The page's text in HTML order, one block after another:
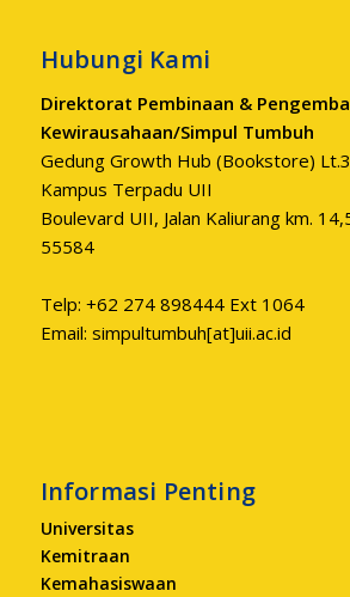
Hubungi Kami
Direktorat Pembinaan &
Kewirausahaan/Simpul Tumbuh
Gedung Growth Hub (Bookstore) Lt.3
Kampus Terpadu UII
Boulevard UII, Jalan Kaliurang km.
55584
Telp: +62 274 898444 Ext 1064
Email: simpultumbuh[at]uii.ac.id
Informasi Penting
Universitas
Kemitraan
Kemahasiswaan